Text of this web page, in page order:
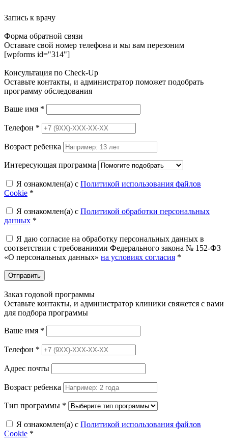
Запись к врачу
Форма обратной связи
Оставьте свой номер телефона и мы вам перезоним
[wpforms id="314"]
Консультация по Check-Up
Оставьте контакты, и администратор поможет подобрать
программу обследования
Ваше имя *
Телефон *
Возраст ребенка
Интересующая программа
Я ознакомлен(а) с Политикой использования файлов
Cookie *
Я ознакомлен(а) с Политикой обработки персональных
данных *
Я даю согласие на обработку персональных данных в
соответствии с требованиями Федерального закона № 152-ФЗ
«О персональных данных» на условиях согласия *
Отправить
Заказ годовой программы
Оставьте контакты, и администратор клиники свяжется с вами
для подбора программы
Ваше имя *
Телефон *
Адрес почты
Возраст ребенка
Тип программы *
Я ознакомлен(а) с Политикой использования файлов
Cookie *